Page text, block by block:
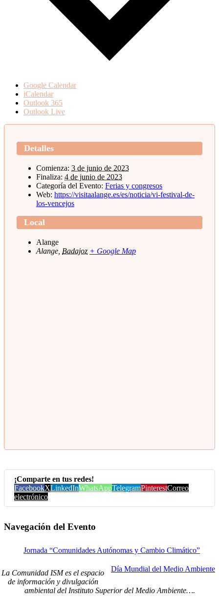
Google Calendar
iCalendar
Outlook 365
Outlook Live
Detalles
Comienza: 3 de junio de 2023
Finaliza: 4 de junio de 2023
Categoría del Evento: Ferias y congresos
Web: https://visitaalange.es/es/noticia/vi-festival-de-
los-vencejos
Local
Alange
Alange Badajoz + Google Map
¡Comparte en tus redes!
FacebookXLinkedInWhatsAppTelegramPinterestCorreo
electrónico
Navegación del Evento
Jornada “Comunidades Autónomas y Cambio Climático”
Día Mundial del Medio Ambiente
La Comunidad ISM es el espacio
de información y divulgación
ambiental del Instituto Superior del Medio Ambiente….